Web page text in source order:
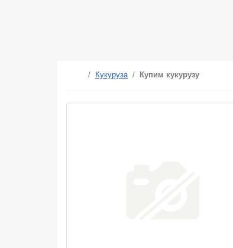
/ Кукуруза/ Купим кукурузу